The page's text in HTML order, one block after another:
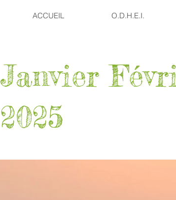
ACCUEIL O.D.H.E.I.
Janvier
2025